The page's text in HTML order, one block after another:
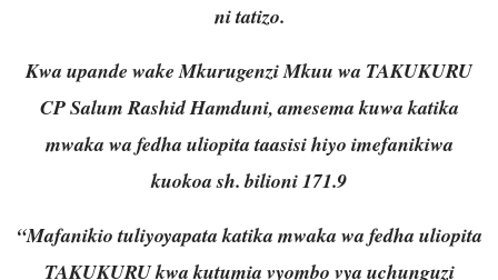
ni tatizo.
Kwa upande wake Mkurugenzi Mkuu wa TAKUKURU
CP Salum Rashid Hamduni, amesema kuwa katika
mwaka wa fedha uliopita taasisi hiyo imefanikiwa
kuokoa sh. bilioni 171.9
“Mafanikio tuliyoyapata katika mwaka wa fedha uliopita
TAKUKURU kwa kutumia vyombo vya uchunguzi